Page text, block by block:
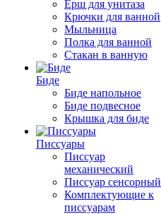
Ерш для унитаза
Крючки для ванной
Мыльница
Полка для ванной
Стакан в ванную
Биде
Биде напольное
Биде подвесное
Крышка для биде
Писсуары
Писсуар
механический
Писсуар сенсорный
Комплектующие к
писсуарам